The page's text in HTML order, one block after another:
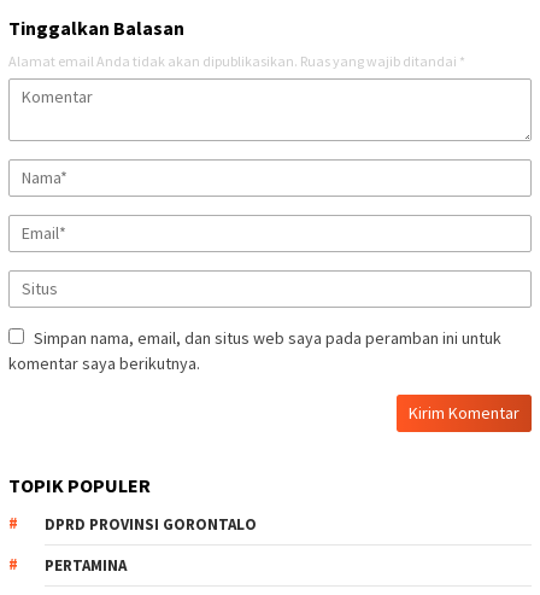
Tinggalkan Balasan
Alamat email Anda tidak akan dipublikasikan. Ruas yang wajib ditandai *
Simpan nama, email, dan situs web saya pada peramban ini untuk
komentar saya berikutnya.
TOPIK POPULER
DPRD PROVINSI GORONTALO
PERTAMINA